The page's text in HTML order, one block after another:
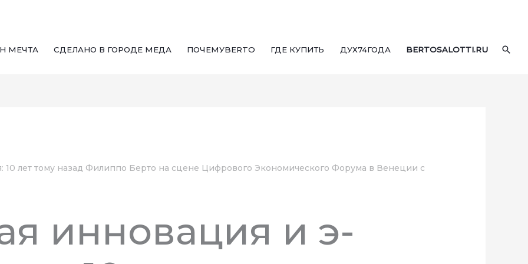
МЕЧТА СДЕЛАНО В ГОРОДЕ МЕДА ПОЧЕМУBERTO ГДЕ КУПИТЬ ДУХ74ГОДА BERTOSALOTTI.RU
лет тому назад Филиппо Берто на сцене Цифрового Экономического Форума в Венеции с
инновация и э-